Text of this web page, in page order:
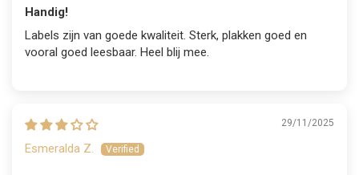
Handig!
Labels zijn van goede kwaliteit. Sterk, plakken goed en
vooral goed leesbaar. Heel blij mee.
29/11/2025
Esmeralda Z.